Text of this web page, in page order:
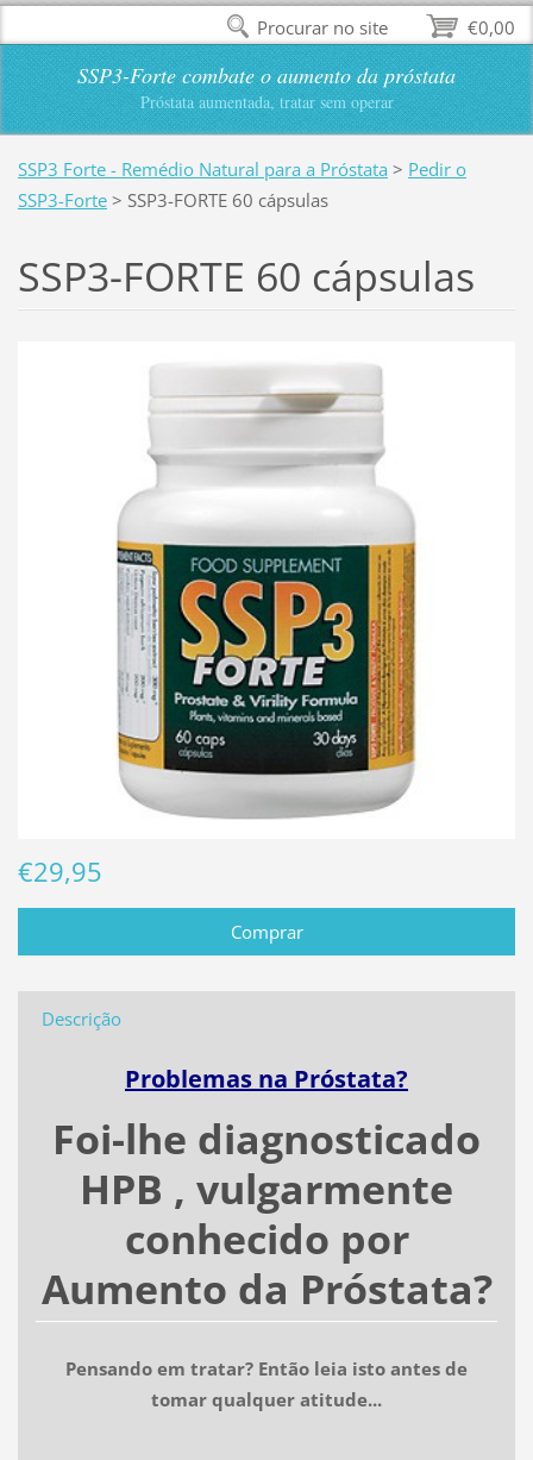
SSP3-Forte combate o aumento da próstata
Próstata aumentada, tratar sem operar
SSP3 Forte - Remédio Natural para a Próstata > Pedir o
SSP3-Forte > SSP3-FORTE 60 cápsulas
SSP3-FORTE 60 cápsulas
€29,95
Descrição
Problemas na Próstata?
Foi-lhe diagnosticado
HPB , vulgarmente
conhecido por
Aumento da Próstata?
Pensando em tratar? Então leia isto antes de
tomar qualquer atitude...
€0,00
Procurar no site